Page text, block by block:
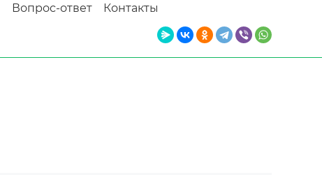
Вопрос-ответ Контакты